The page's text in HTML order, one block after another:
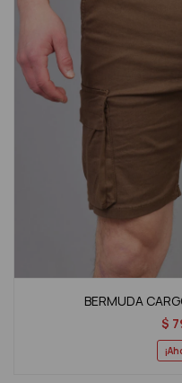
BERMUDA
$